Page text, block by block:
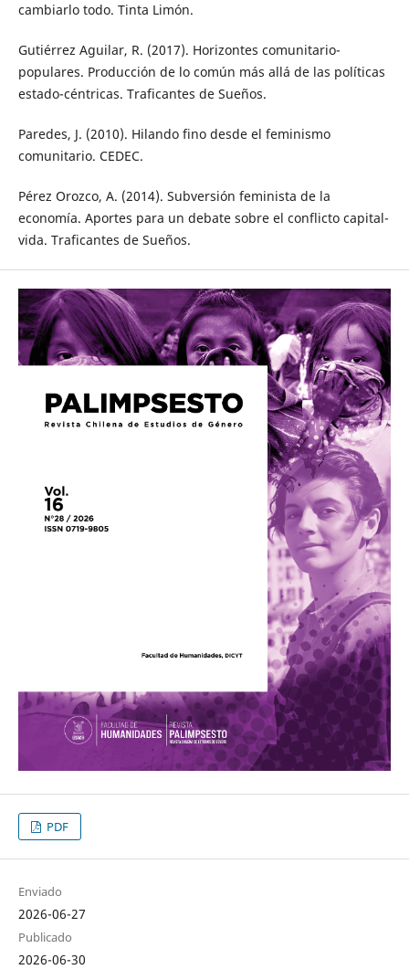
cambiarlo todo. Tinta Limón.
Gutiérrez Aguilar, R. (2017). Horizontes comunitario-
populares. Producción de lo común más allá de las políticas
estado-céntricas. Traficantes de Sueños.
Paredes, J. (2010). Hilando fino desde el feminismo
comunitario. CEDEC.
Pérez Orozco, A. (2014). Subversión feminista de la
economía. Aportes para un debate sobre el conflicto capital-
vida. Traficantes de Sueños.
PDF
Enviado
2026-06-27
Publicado
2026-06-30